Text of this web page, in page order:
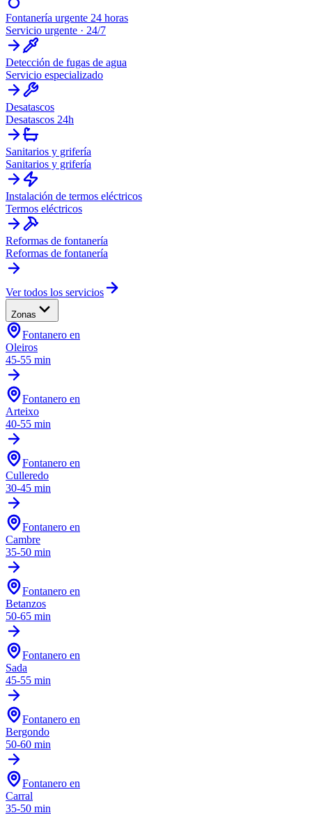
Fontanería urgente 24 horas
Servicio urgente · 24/7
Detección de fugas de agua
Servicio especializado
Desatascos
Desatascos 24h
Sanitarios y grifería
Sanitarios y grifería
Instalación de termos eléctricos
Termos eléctricos
Reformas de fontanería
Reformas de fontanería
Ver todos los servicios
Zonas
Fontanero en
Oleiros
45-55 min
Fontanero en
Arteixo
40-55 min
Fontanero en
Culleredo
30-45 min
Fontanero en
Cambre
35-50 min
Fontanero en
Betanzos
50-65 min
Fontanero en
Sada
45-55 min
Fontanero en
Bergondo
50-60 min
Fontanero en
Carral
35-50 min